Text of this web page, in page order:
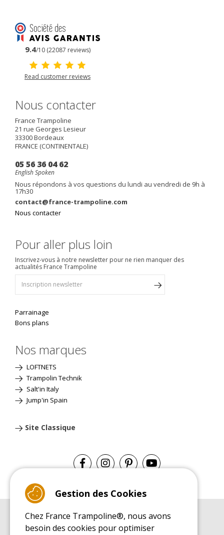
9.4/10 (22087 reviews)
Read customer reviews
Nous contacter
France Trampoline
21 rue Georges Lesieur
33300Bordeaux
FRANCE (CONTINENTALE)
05 56 36 04 62
English Spoken
Nous répondons à vos questions du lundi au vendredi de 9h à
17h30
contact@france-trampoline.com
Nous contacter
Pour aller plus loin
Inscrivez-vous à notre newsletter pour ne rien manquer des
actualités France Trampoline
Parrainage
Bons plans
Nos marques
LOFTNETS
Trampolin Technik
Salt'in Italy
Jump'in Spain
Site Classique
Guide d'achat pour les trampolines de loisirs
Gestion des Cookies
Chez France Trampoline®, nous avons
besoin des cookies pour optimiser